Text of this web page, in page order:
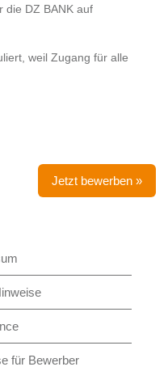
die DZ BANK auf
weil Zugang für alle
Jetzt bewerben »
für Bewerber